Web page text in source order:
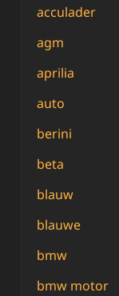
acculader
agm
aprilia
auto
berini
beta
blauw
blauwe
bmw
bmw motor